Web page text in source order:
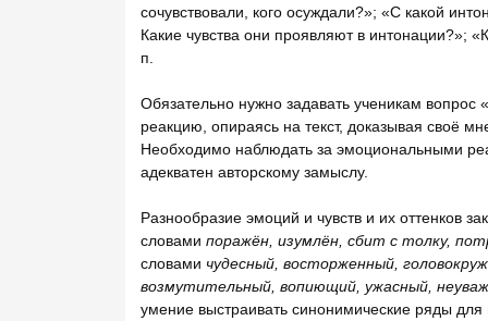
сочувствовали, кого осуждали?»; «С какой
Какие чувства они проявляют в интонации?»;
п.
Обязательно нужно задавать ученикам
реакцию, опираясь на текст, доказывая своё
Необходимо наблюдать за эмоциональными
адекватен авторскому замыслу.
Разнообразие эмоций и чувств и их оттенков
словами поражён, изумлён, сбит с толку,
словами чудесный, восторженный,
возмутительный, вопиющий, ужасный,
умение выстраивать синонимические ряды